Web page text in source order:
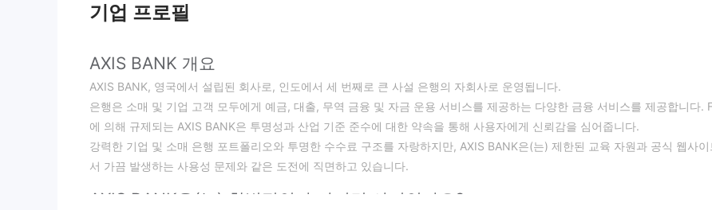
기업 프로필
AXIS BANK 개요
AXIS BANK, 영국에서 설립된 회사로, 인도에서 세 번째로 큰 사설 은행의 자회사로 운영됩니다.
은행은 소매 및 기업 고객 모두에게 예금, 대출, 무역 금융 및 자금 운용 서비스를 제공하는 다양한 금융 서비스를 제공합니다.
에 의해 규제되는 AXIS BANK은 투명성과 산업 기준 준수에 대한 약속을 통해 사용자에게 신뢰감을 심어줍니다.
강력한 기업 및 소매 은행 포트폴리오와 투명한 수수료 구조를 자랑하지만, AXIS BANK은(는) 제한된 교육 자원과 공식 웹사이
서 가끔 발생하는 사용성 문제와 같은 도전에 직면하고 있습니다.
AXIS BANK은(는) 합법적인가 아니면 사기인가요?